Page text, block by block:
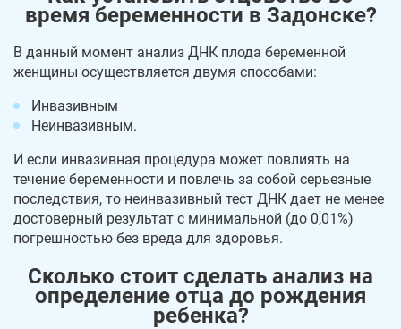
время беременности в Задонске?
В данный момент анализ ДНК плода беременной
женщины осуществляется двумя способами:
Инвазивным
Неинвазивным.
И если инвазивная процедура может повлиять на
течение беременности и повлечь за собой серьезные
последствия, то неинвазивный тест ДНК дает не менее
достоверный результат с минимальной (до 0,01%)
погрешностью без вреда для здоровья.
Сколько стоит сделать анализ на
определение отца до рождения
ребенка?